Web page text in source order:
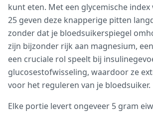
kunt eten. Met een glycemische index
25 geven deze knapperige pitten
zonder dat je bloedsuikerspiegel
zijn bijzonder rijk aan magnesium,
een cruciale rol speelt bij
glucosestofwisseling, waardoor ze
voor het reguleren van je bloedsuiker.
Elke portie levert ongeveer 5 gram